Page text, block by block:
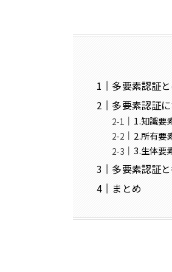
多要素認証
多要素認証
1.知識要
2.所有要
3.生体要
多要素認証
まとめ